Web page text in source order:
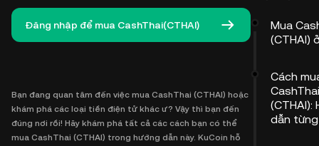
Đăng nhập để mua CashThai(CTHAI)
Bạn đang quan tâm đến việc mua CashThai (CTHAI) hoặc
khám phá các loại tiền điện tử khác ư? Vậy thì bạn đến
đúng nơi rồi! Hãy khám phá tất cả các cách bạn có thể
mua CashThai (CTHAI) trong hướng dẫn này. KuCoin hỗ
Mua
(CTHAI)
Cách
CashThai
(CTHAI):
dẫn